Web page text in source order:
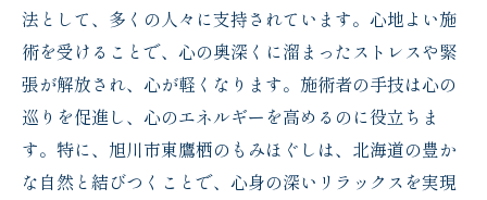
法として、多くの人々に支持されています。心地よい施
術を受けることで、心の奥深くに溜まったストレスや緊
張が解放され、心が軽くなります。施術者の手技は心の
巡りを促進し、心のエネルギーを高めるのに役立ちま
す。特に、旭川市東鷹栖のもみほぐしは、北海道の豊か
な自然と結びつくことで、心身の深いリラックスを実現